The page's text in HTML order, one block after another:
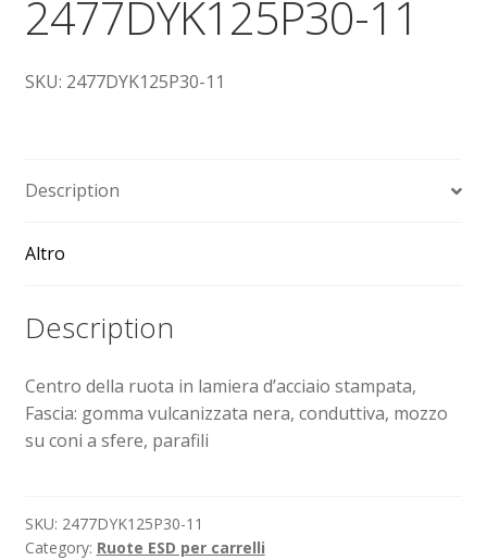
Pagamento
Piattaforme elevatrici
Shop
Sollevatori elettrici manuali timonati
Spedizioni
Transpallet
2477DYK125P30-11
SKU: 2477DYK125P30-11
Description
Altro
Description
Centro della ruota in lamiera d’acciaio stampata,
Fascia: gomma vulcanizzata nera, conduttiva, mozzo
su coni a sfere, parafili
SKU: 2477DYK125P30-11
Category: Ruote ESD per carrelli